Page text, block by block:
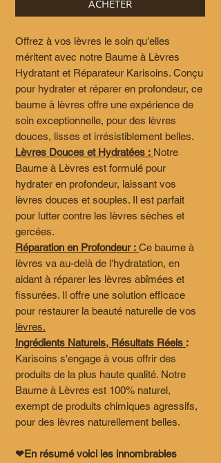
ACHETER
Offrez à vos lèvres le soin qu'elles
méritent avec notre Baume à Lèvres
Hydratant et Réparateur Karisoins. Conçu
pour hydrater et réparer en profondeur, ce
baume à lèvres offre une expérience de
soin exceptionnelle, pour des lèvres
douces, lisses et irrésistiblement belles.
Lèvres Douces et Hydratées : Notre
Baume à Lèvres est formulé pour
hydrater en profondeur, laissant vos
lèvres douces et souples. Il est parfait
pour lutter contre les lèvres sèches et
gercées.
Réparation en Profondeur : Ce baume à
lèvres va au-delà de l'hydratation, en
aidant à réparer les lèvres abîmées et
fissurées. Il offre une solution efficace
pour restaurer la beauté naturelle de vos
lèvres.
Ingrédients Naturels, Résultats Réels :
Karisoins s'engage à vous offrir des
produits de la plus haute qualité. Notre
Baume à Lèvres est 100% naturel,
exempt de produits chimiques agressifs,
pour des lèvres naturellement belles.
❤En résumé voici les innombrables